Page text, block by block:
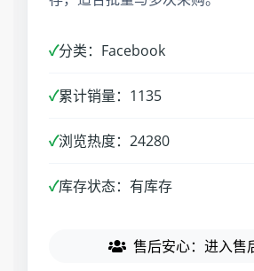
✓分类：Facebook
✓累计销量：1135
✓浏览热度：24280
✓库存状态：有库存
售后安心：进入售